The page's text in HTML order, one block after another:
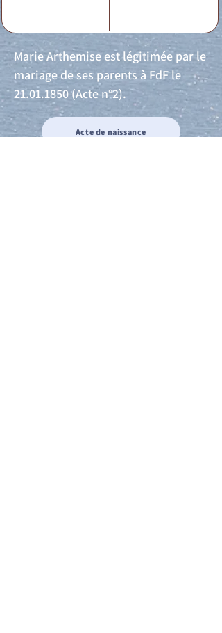
Marie Arthemise est légitimée par le
mariage de ses parents à FdF le
21.01.1850(Acte n°2).
Acte de naissance